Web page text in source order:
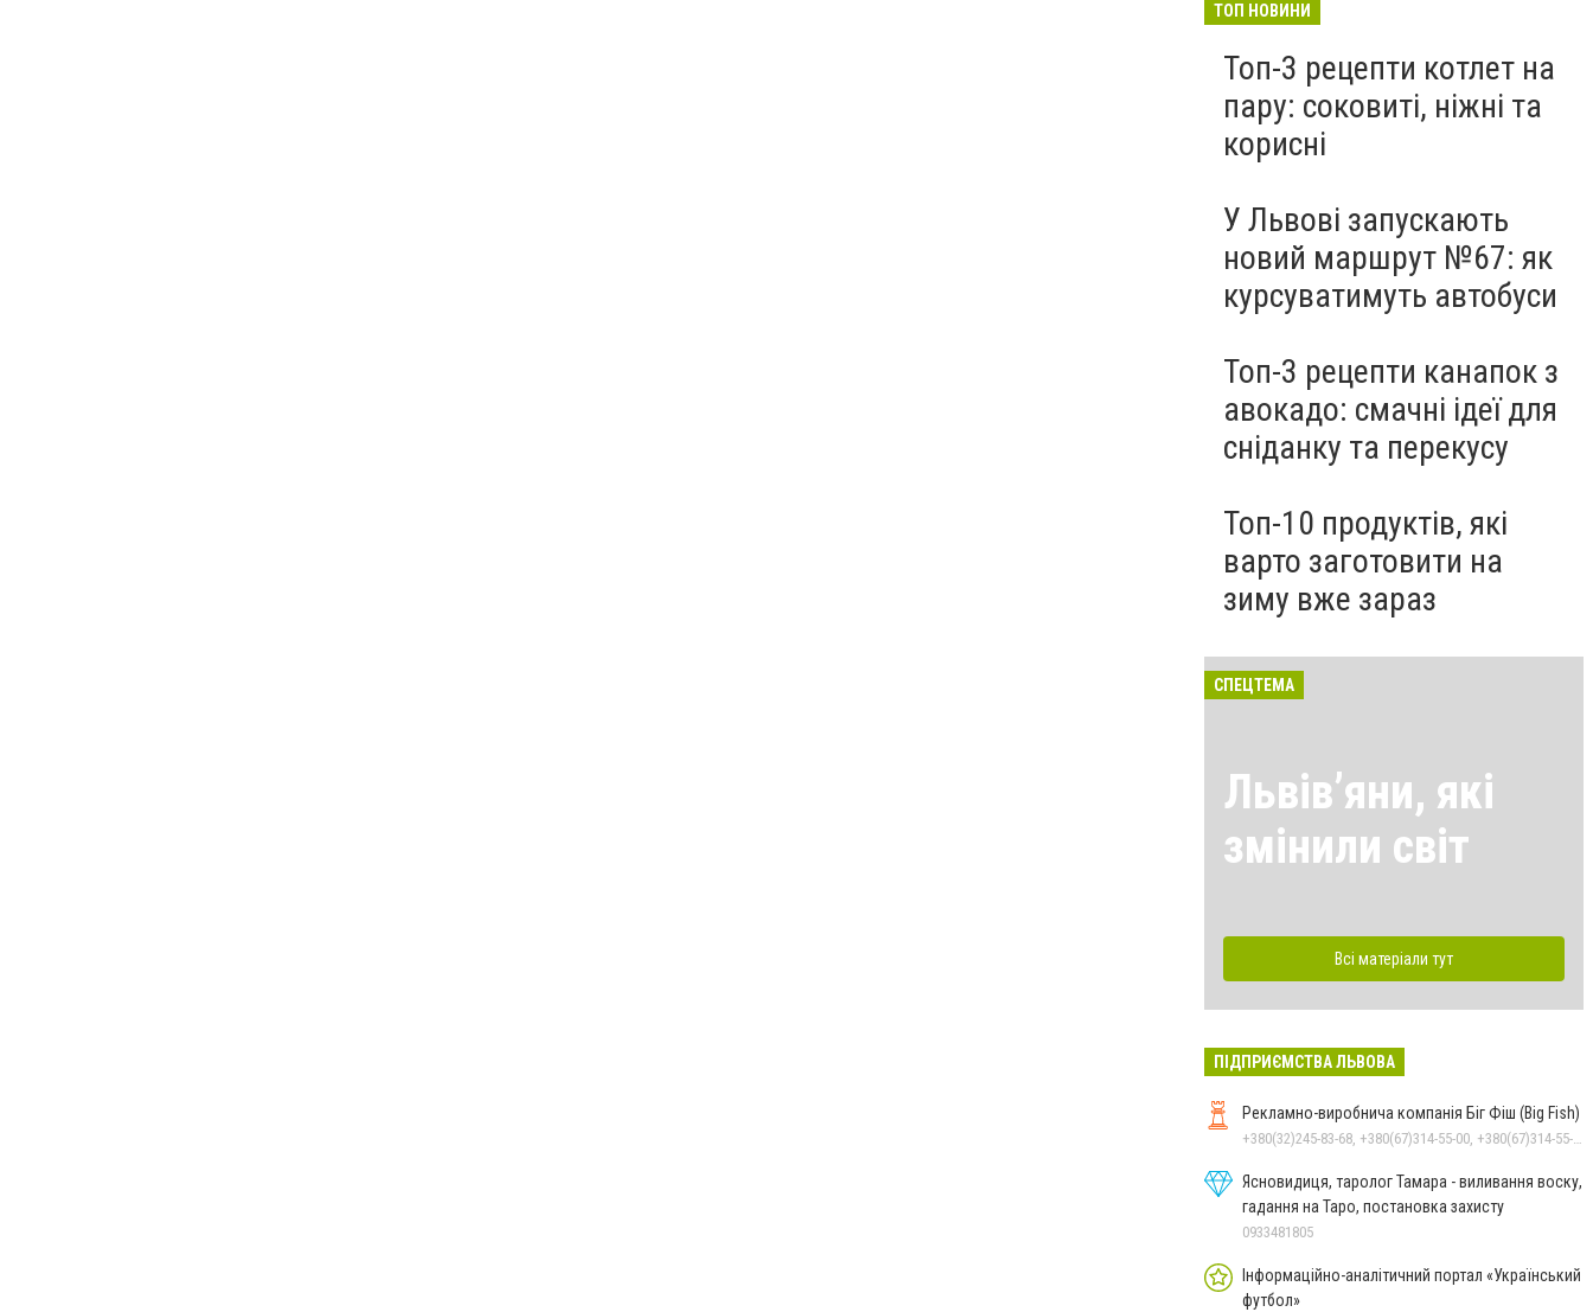
ТОП НОВИНИ
Топ-3 рецепти котлет на
пару: соковиті, ніжні та
корисні
У Львові запускають
новий маршрут №67: як
курсуватимуть автобуси
Топ-3 рецепти канапок з
авокадо: смачні ідеї для
сніданку та перекусу
Топ-10 продуктів, які
варто заготовити на
зиму вже зараз
СПЕЦТЕМА
Львівʼяни, які
змінили світ
Всі матеріали тут
ПІДПРИЄМСТВА ЛЬВОВА
Рекламно-виробнича компанія Біг Фіш (Big Fish)
Ясновидиця, таролог Тамара - виливання воску,
гадання на Таро, постановка захисту
0933481805
Інформаційно-аналітичний портал «Український
футбол»